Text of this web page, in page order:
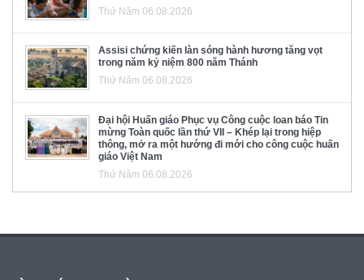
Thứ Năm 06.08.2026
Assisi chứng kiến làn sóng hành hương tăng vọt
trong năm kỷ niệm 800 năm Thánh
Thứ Năm 06.08.2026
Đại hội Huấn giáo Phục vụ Công cuộc loan báo Tin
mừng Toàn quốc lần thứ VII – Khép lại trong hiệp
thông, mở ra một hướng đi mới cho công cuộc huấn
giáo Việt Nam
Thứ Năm 06.08.2026